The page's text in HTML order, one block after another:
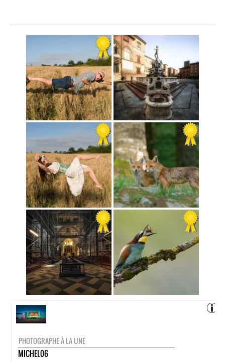
PHOTOGRAPHE À LA UNE
MICHEL06